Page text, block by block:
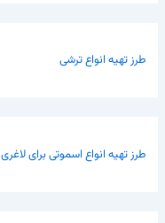
طرز تهیه انواع ترشی
طرز تهیه انواع اسموتی برای لاغری